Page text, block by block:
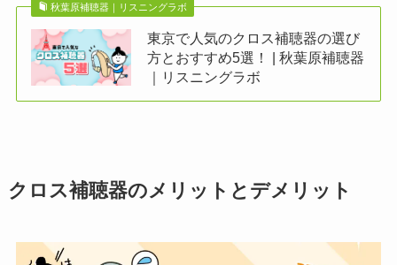
秋葉原補聴器｜リスニングラボ
東京で人気のクロス補聴器の選び
方とおすすめ5選！ | 秋葉原補聴器
｜リスニングラボ
クロス補聴器のメリットとデメリット